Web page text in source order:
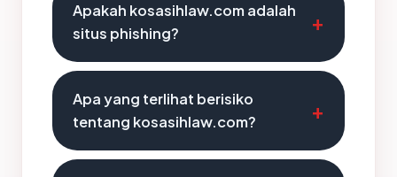
Apakah kosasihlaw.com adalah
situs phishing?
Apa yang terlihat berisiko
tentang kosasihlaw.com?